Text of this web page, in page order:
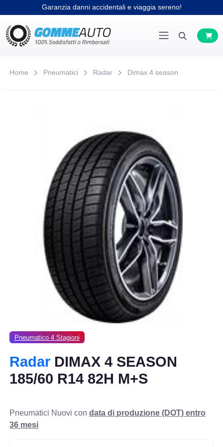
Garanzia danni accidentali e viaggia sereno!
Home Pneumatici Radar Dimax 4 season
Pneumatico 4 Stagioni
Radar DIMAX 4 SEASON
185/60 R14 82H M+S
Pneumatici Nuovi condata di produzione (DOT) entro
36 mesi